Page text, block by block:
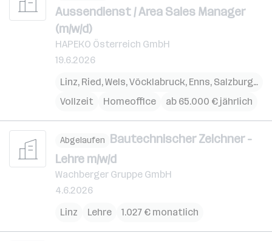
Aussendienst / Area Sales Manager
(m/w/d)
HAPEKO Österreich GmbH
19.6.2026
Linz, Ried,Wels,Vöcklabruck, Enns, Salzburg,St.
Vollzeit
Homeoffice ab 65.000 € jährlich
Abgelaufen Bautechnischer Zeichner -
Lehre m/w/d
Wachberger Gruppe GmbH
4.6.2026
Linz
Lehre 1.027 € monatlich